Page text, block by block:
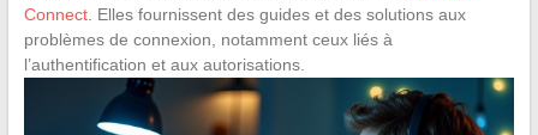
Connect. Elles fournissent des guides et des solutions aux
problèmes de connexion, notamment ceux liés à
l’authentification et aux autorisations.